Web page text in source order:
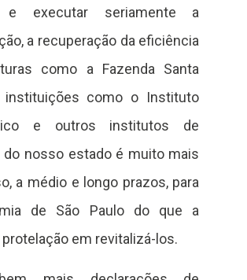
e executar seriamente a
a recuperação da eficiência
como a Fazenda Santa
instituições como o Instituto
e outros institutos de
do nosso estado é muito mais
a médio e longo prazos, para
de São Paulo do que a
em revitalizá-los.